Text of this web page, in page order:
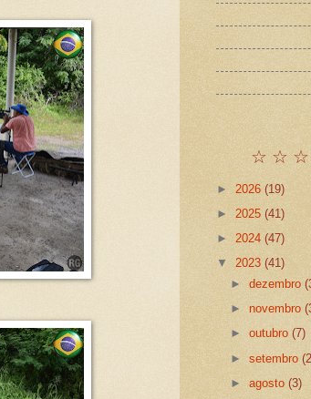
☆ ☆ ☆
► 2026 (19)
► 2025 (41)
► 2024 (47)
▼ 2023 (41)
►dezembro
►novembro
►outubro(7)
►setembro
►agosto(3)